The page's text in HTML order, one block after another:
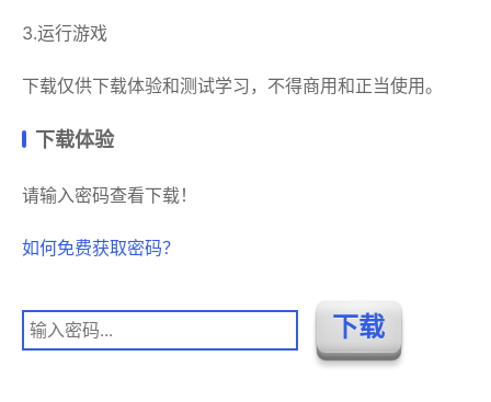
3.运行游戏
下载仅供下载体验和测试学习，不得商用和正当使用。
下载体验
请输入密码查看下载！
如何免费获取密码？